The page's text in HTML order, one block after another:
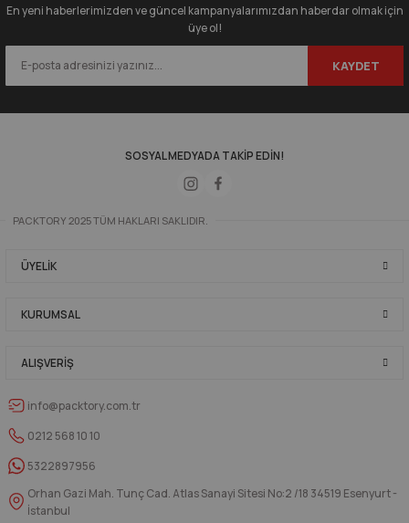
En yeni haberlerimizden ve güncel kampanyalarımızdan haberdar olmak için
üye ol!
KAYDET
SOSYAL MEDYADA TAKİP EDİN!
PACKTORY 2025 TÜM HAKLARI SAKLIDIR.
info@packtory.com.tr
0212 568 10 10
5322897956
Orhan Gazi Mah. Tunç Cad. Atlas Sanayi Sitesi No:2 /18 34519 Esenyurt -
İstanbul
ÜYELIK
KURUMSAL
ALIŞVERIŞ